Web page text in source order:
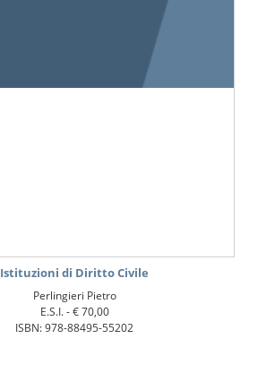
Istituzioni di Diritto Civile
Perlingieri Pietro
E.S.I. -€ 70,00
ISBN: 978-88495-55202